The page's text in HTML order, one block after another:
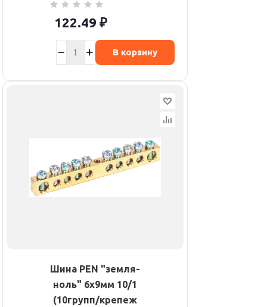
122.49 ₽
В корзину
Шина PEN "земля-
ноль" 6х9мм 10/1
(10групп/крепеж